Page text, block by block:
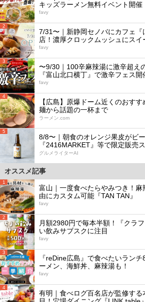
キッズラーメン無料イベント開催
favy
2
7/31〜｜新静岡セノバにカフェ『
店！濃厚クロックムッシュにスイ
favy
3
〜9/30｜100辛麻辣湯に激辛超え
『富山北口横丁』で激辛フェス開
favy
4
【広島】原爆ドーム近くのおす
麺から話題の一杯まで
ラーメン.com
5
8/8〜｜朝食のオレンジ果皮がビ
『2416MARKET』等で限定販売
グルメライターAI
オススメ記事
1
富山｜一度食べたらやみつき！麻
由にカスタム可能『TAN TAN』
favy
2
月額2980円で毎本半額！『クラ
い飲みサブスクに注目
favy
3
『reDine広島』で食べたいラン
ーメン、海鮮丼、麻辣湯も！
favy
4
有明｜食べログ百名店が監修す